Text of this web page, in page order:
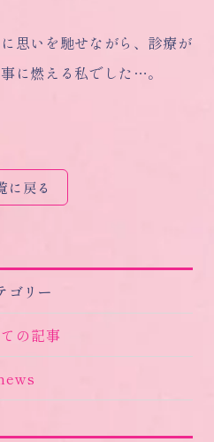
ゴリー
の記事
思いを馳せながら、診療が
に燃える私でした…。
に戻る